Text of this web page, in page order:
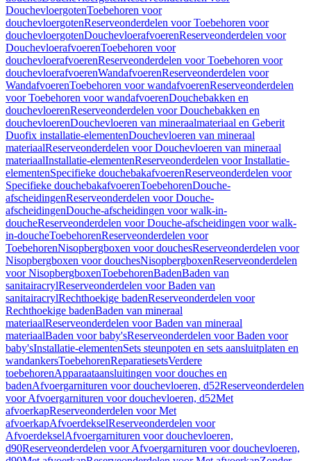
DouchevloergotenToebehoren voor
douchevloergotenReserveonderdelen voor Toebehoren voor
douchevloergotenDouchevloerafvoerenReserveonderdelen voor
DouchevloerafvoerenToebehoren voor
douchevloerafvoerenReserveonderdelen voor Toebehoren voor
douchevloerafvoerenWandafvoerenReserveonderdelen voor
WandafvoerenToebehoren voor wandafvoerenReserveonderdelen
voor Toebehoren voor wandafvoerenDouchebakken en
douchevloerenReserveonderdelen voor Douchebakken en
douchevloerenDouchevloeren van mineraalmateriaal en Geberit
Duofix installatie-elementenDouchevloeren van mineraal
materiaalReserveonderdelen voor Douchevloeren van mineraal
materiaalInstallatie-elementenReserveonderdelen voor Installatie-
elementenSpecifieke douchebakafvoerenReserveonderdelen voor
Specifieke douchebakafvoerenToebehorenDouche-
afscheidingenReserveonderdelen voor Douche-
afscheidingenDouche-afscheidingen voor walk-in-
doucheReserveonderdelen voor Douche-afscheidingen voor walk-
in-doucheToebehorenReserveonderdelen voor
ToebehorenNisopbergboxen voor douchesReserveonderdelen voor
Nisopbergboxen voor douchesNisopbergboxenReserveonderdelen
voor NisopbergboxenToebehorenBadenBaden van
sanitairacrylReserveonderdelen voor Baden van
sanitairacrylRechthoekige badenReserveonderdelen voor
Rechthoekige badenBaden van mineraal
materiaalReserveonderdelen voor Baden van mineraal
materiaalBaden voor baby'sReserveonderdelen voor Baden voor
baby'sInstallatie-elementenSets steunpoten en sets aansluitplaten en
wandankersToebehorenReparatiesetsVerdere
toebehorenApparaataansluitingen voor douches en
badenAfvoergarnituren voor douchevloeren, d52Reserveonderdelen
voor Afvoergarnituren voor douchevloeren, d52Met
afvoerkapReserveonderdelen voor Met
afvoerkapAfvoerdekselReserveonderdelen voor
AfvoerdekselAfvoergarnituren voor douchevloeren,
d90Reserveonderdelen voor Afvoergarnituren voor douchevloeren,